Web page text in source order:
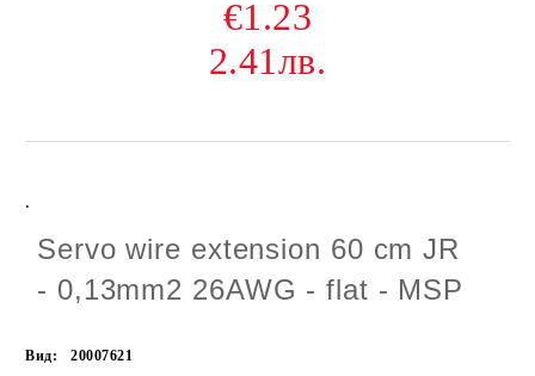
€1.23
2.41лв.
.
Servo wire extension 60 cm JR
- 0,13mm2 26AWG - flat - MSP
Вид: 20007621